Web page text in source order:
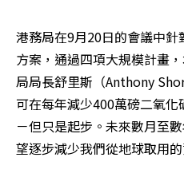
港務局在9月20日的會議中
方案，通過四項大規模計畫
局局長舒里斯（Anthony
可在每年減少400萬磅二氧
－但只是起步。未來數月至
望逐步減少我們從地球取用的